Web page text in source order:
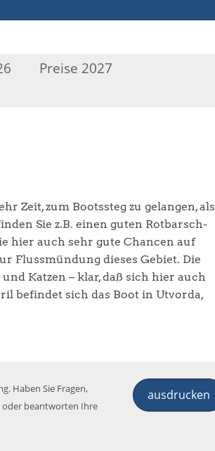
Preise 2027
Zeit, zum Bootssteg zu gelangen, als
Sie z.B. einen guten Rotbarsch-
hier auch sehr gute Chancen auf
Flussmündung dieses Gebiet. Die
Katzen – klar, daß sich hier auch
befindet sich das Boot in Utvorda,
Haben Sie Fragen,
oder beantworten Ihre
ausdrucken